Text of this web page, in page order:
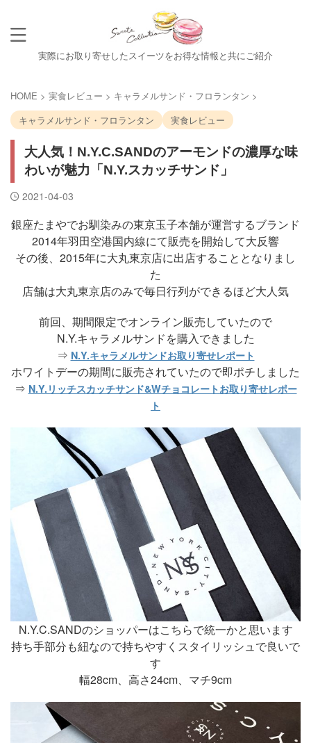
実際にお取り寄せしたスイーツをお得な情報と共にご紹介
HOME > 実食レビュー > キャラメルサンド・フロランタン >
キャラメルサンド・フロランタン
実食レビュー
大人気！N.Y.C.SANDのアーモンドの濃厚な味
わいが魅力「N.Y.スカッチサンド」
2021-04-03
銀座たまやでお馴染みの東京玉子本舗が運営するブランド
2014年羽田空港国内線にて販売を開始して大反響
その後、2015年に大丸東京店に出店することとなりまし
た
店舗は大丸東京店のみで毎日行列ができるほど大人気
前回、期間限定でオンライン販売していたので
N.Y.キャラメルサンドを購入できました
⇒ N.Y.キャラメルサンドお取り寄せレポート
ホワイトデーの期間に販売されていたので即ポチしました
⇒ N.Y.リッチスカッチサンド&Wチョコレートお取り寄せレポー
ト
N.Y.C.SANDのショッパーはこちらで統一かと思います
持ち手部分も紐なので持ちやすくスタイリッシュで良いで
す
幅28cm、高さ24cm、マチ9cm